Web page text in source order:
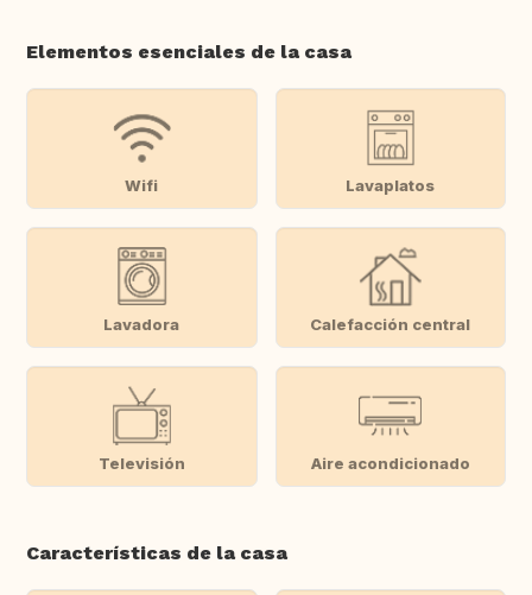
Elementos esenciales de la casa
Wifi Lavaplatos
Lavadora Calefacción central
Televisión Aire acondicionado
Características de la casa